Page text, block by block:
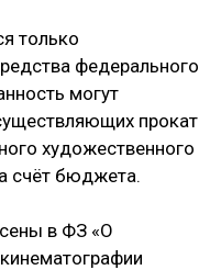
только
федерального
могут
прокат
художественного
счёт бюджета.
в ФЗ «О